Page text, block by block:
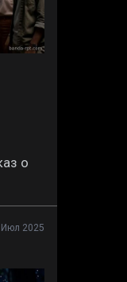
о
Июл 2025